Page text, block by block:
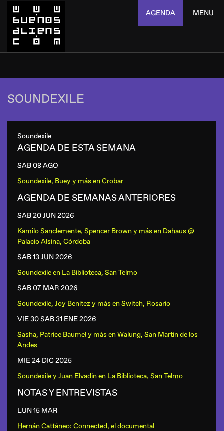
AGENDA MENU
SOUNDEXILE
Soundexile
AGENDA DE ESTA SEMANA
SAB 08 AGO
Soundexile, Buey y más enCrobar
AGENDA DE SEMANAS ANTERIORES
SAB 20 JUN2026
Kamilo Sanclemente, Spencer Brown y más en Dahaus @
Palacio Alsina, Córdoba
SAB 13 JUN2026
Soundexileen La Biblioteca, San Telmo
SAB 07 MAR 2026
Soundexile, Joy Benitez y más enSwitch, Rosario
VIE 30 SAB 31 ENE2026
Sasha, Patrice Baumel y más enWalung, San Martín de los
Andes
MIE 24 DIC 2025
Soundexile y Juan Elvadinen La Biblioteca, San Telmo
NOTAS Y ENTREVISTAS
LUN 15 MAR
Hernán Cattáneo: Connected, el documental